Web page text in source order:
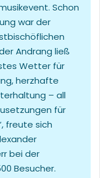
Schon
war der
Andrang ließ
Wetter für
herzhafte
– all
für
freute sich
bei der
Besucher.